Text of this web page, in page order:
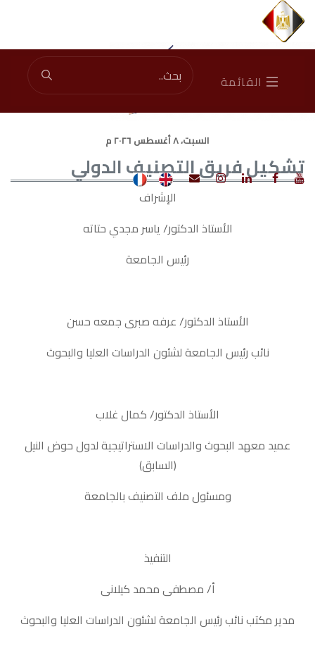
إجمالي الزوار: 45862713
السبت، ٨ أغسطس ٢٠٢٦ م
القائمة
تشكيل فريق التصنيف الدولي
الإشراف
الأستاذ الدكتور/ ياسر مجدي حتاته
رئيس الجامعة
الأستاذ الدكتور/ عرفه صبرى جمعه حسن
نائب رئيس الجامعة لشئون الدراسات العليا والبحوث
الأستاذ الدكتور/ كمال غلاب
عميد معهد البحوث والدراسات الاستراتيجية لدول حوض النيل
(السابق)
ومسئول ملف التصنيف بالجامعة
التنفيذ
أ/ مصطفى محمد كيلانى
مدير مكتب نائب رئيس الجامعة لشئون الدراسات العليا والبحوث